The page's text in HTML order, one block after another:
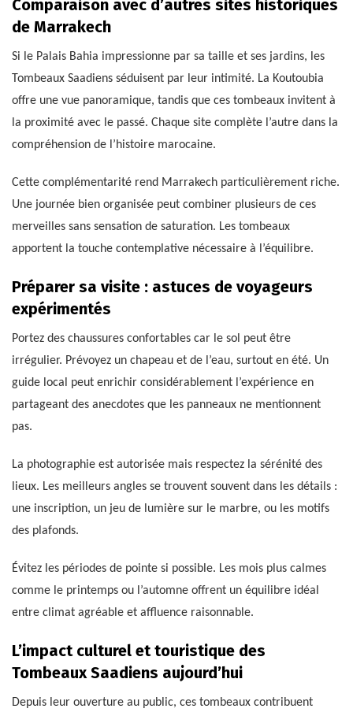
Comparaison avec d’autres sites historiques
de Marrakech
Si le Palais Bahia impressionne par sa taille et ses jardins, les
Tombeaux Saadiens séduisent par leur intimité. La Koutoubia
offre une vue panoramique, tandis que ces tombeaux invitent à
la proximité avec le passé. Chaque site complète l’autre dans la
compréhension de l’histoire marocaine.
Cette complémentarité rend Marrakech particulièrement riche.
Une journée bien organisée peut combiner plusieurs de ces
merveilles sans sensation de saturation. Les tombeaux
apportent la touche contemplative nécessaire à l’équilibre.
Préparer sa visite : astuces de voyageurs
expérimentés
Portez des chaussures confortables car le sol peut être
irrégulier. Prévoyez un chapeau et de l’eau, surtout en été. Un
guide local peut enrichir considérablement l’expérience en
partageant des anecdotes que les panneaux ne mentionnent
pas.
La photographie est autorisée mais respectez la sérénité des
lieux. Les meilleurs angles se trouvent souvent dans les détails :
une inscription, un jeu de lumière sur le marbre, ou les motifs
des plafonds.
Évitez les périodes de pointe si possible. Les mois plus calmes
comme le printemps ou l’automne offrent un équilibre idéal
entre climat agréable et affluence raisonnable.
L’impact culturel et touristique des
Tombeaux Saadiens aujourd’hui
Depuis leur ouverture au public, ces tombeaux contribuent